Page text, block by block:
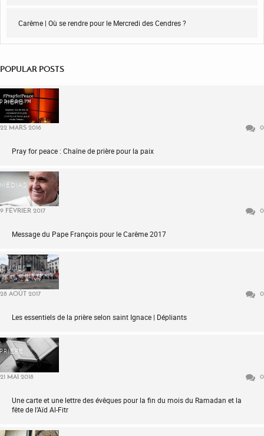
Carême | Où se rendre pour le Mercredi des Cendres ?
POPULAR POSTS
PRIÈRE
22 MARS 2016 0
Pray for peace : Chaîne de prière pour la paix
MÉDIAS
9 FÉVRIER 2017 0
Message du Pape François pour le Carême 2017
JEUNES
28 AOÛT 2017 0
Les essentiels de la prière selon saint Ignace | Dépliants
PRIÈRE
21 MAI 2018 0
Une carte et une lettre des évêques pour la fin du mois du Ramadan et la
fête de l’Aïd Al-Fitr